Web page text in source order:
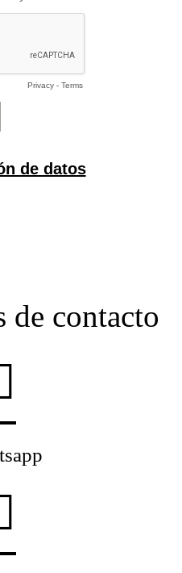
de contacto